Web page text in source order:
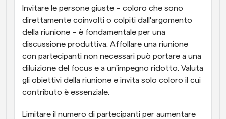
Invitare le persone giuste – coloro che sono
direttamente coinvolti o colpiti dall'argomento
della riunione – è fondamentale per una
discussione produttiva. Affollare una riunione
con partecipanti non necessari può portare a una
diluizione del focus e a un'impegno ridotto. Valuta
gli obiettivi della riunione e invita solo coloro il cui
contributo è essenziale.
Limitare il numero di partecipanti per aumentare